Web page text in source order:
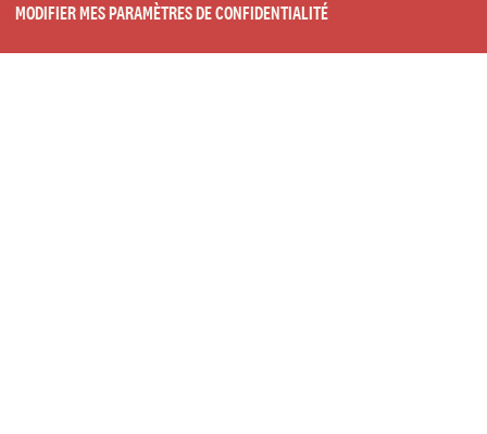
MODIFIER MES PARAMÈTRES DE CONFIDENTIALITÉ